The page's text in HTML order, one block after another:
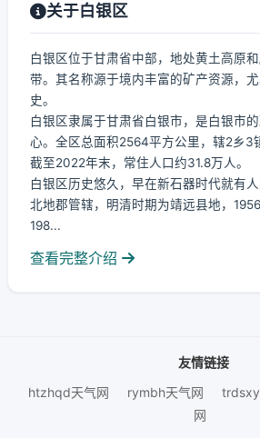
关于白银区
白银区位于甘肃省中部，地处黄土高原
带。其名称源于境内丰富的矿产资源，
史。
白银区隶属于甘肃省白银市，是白银市
心。全区总面积2564平方公里，辖2乡3
截至2022年末，常住人口约31.8万人。
白银区历史悠久，早在新石器时代就有
北地郡管辖，明清时期为靖远县地，
198...
查看完整介绍
友情链接
htzhqd天气网
rymbh天气网
网